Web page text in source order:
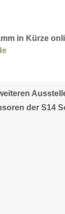
in Kürze
der S14